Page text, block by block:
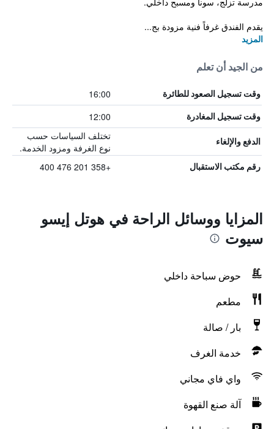
يقدم الفندق غرفاً فنية مزودة بج...
المزيد
من الجيد أن تعلم
وقت تسجيل الصعود للطائرة 16:00
وقت تسجيل المغادرة 12:00
الدفع والإلغاء
تختلف السياسات حسب
نوع الغرفة ومزود الخدمة.
رقم مكتب الاستقبال +358 201 476 400
المزايا ووسائل الراحة في هوتل إيسو
سيوت
حوض سباحة داخلي
مطعم
بار / صالة
خدمة الغرف
واي فاي مجاني
آلة صنع القهوة